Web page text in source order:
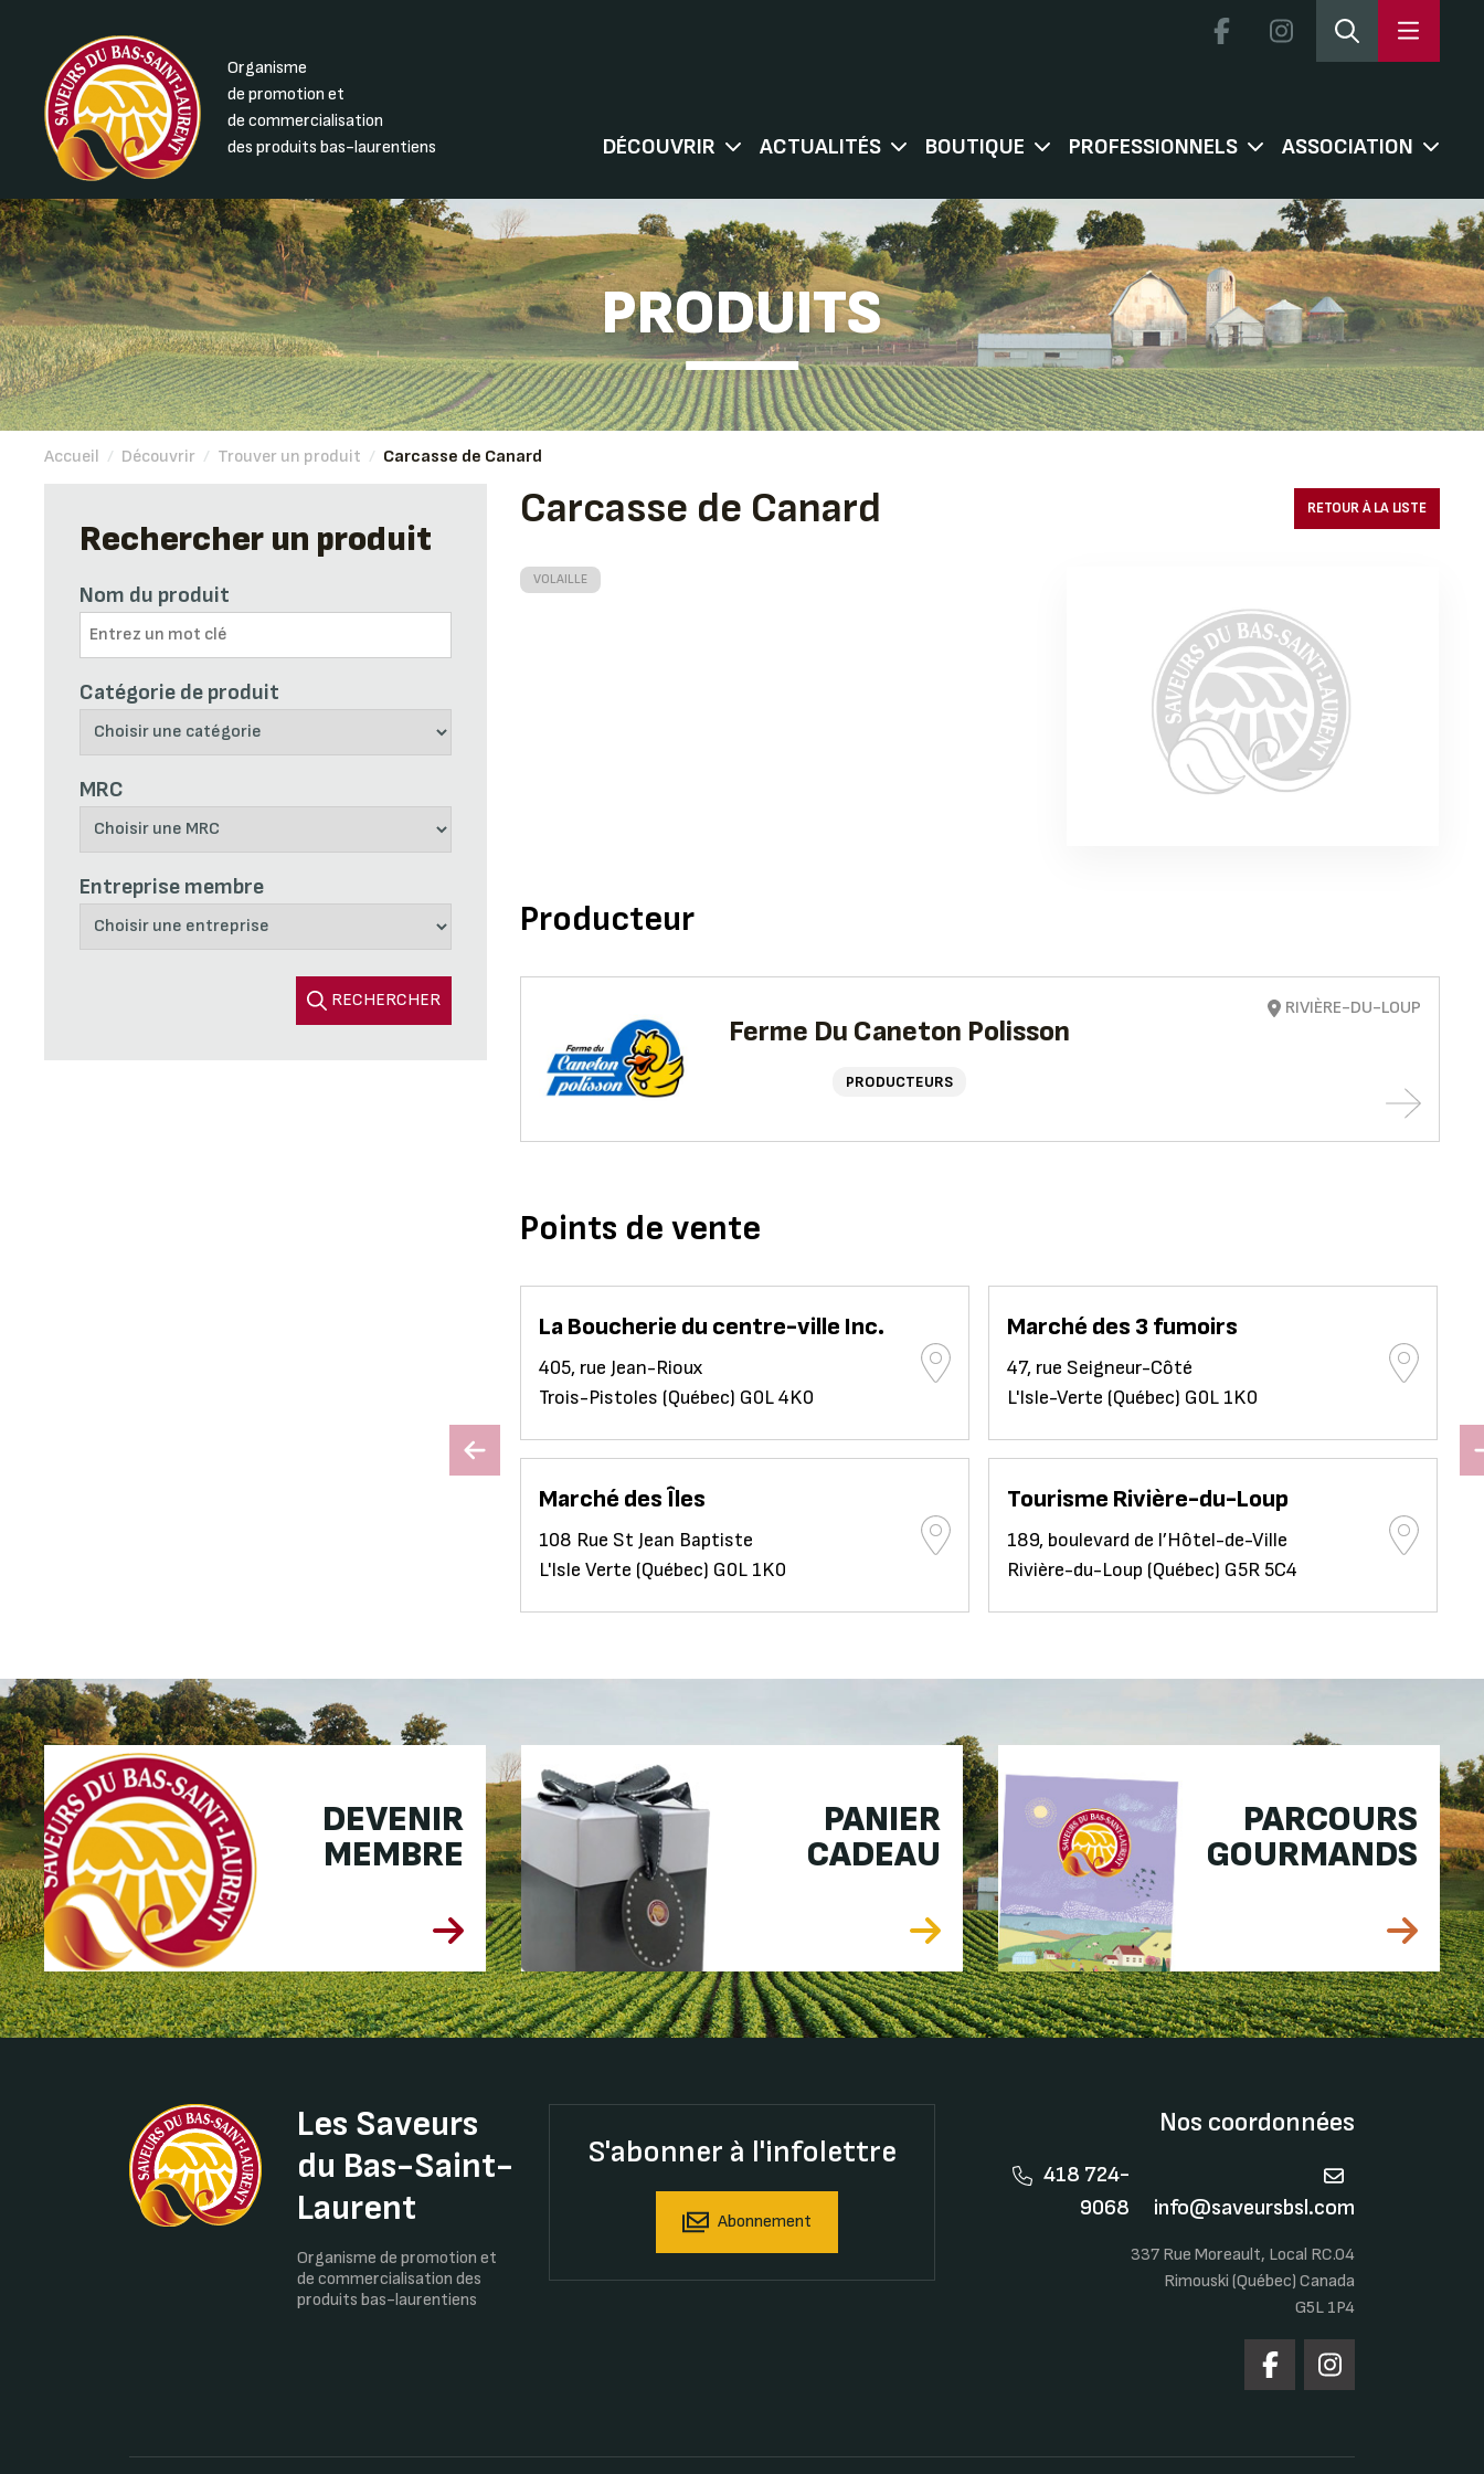
Organisme
de promotion et
de commercialisation
des produits bas-laurentiens
DÉCOUVRIR ACTUALITÉS BOUTIQUE PROFESSIONNELS ASSOCIATION
PRODUITS
Accueil / Découvrir / Trouver un produit / Carcasse de Canard
Rechercher un produit
Nom du produit
Catégorie de produit
MRC
Entreprise membre
RECHERCHER
Carcasse de Canard RETOUR À LA LISTE
VOLAILLE
Producteur
Ferme Du Caneton Polisson
PRODUCTEURS
RIVIÈRE-DU-LOUP
Points de vente
La Boucherie du centre-ville Inc.
405, rue Jean-Rioux
Trois-Pistoles (Québec) G0L 4K0
Marché des 3 fumoirs
47, rue Seigneur-Côté
L'Isle-Verte (Québec) G0L 1K0
Marché des Îles
108 Rue St Jean Baptiste
L'Isle Verte (Québec) G0L 1K0
Tourisme Rivière-du-Loup
189, boulevard de l’Hôtel-de-Ville
Rivière-du-Loup (Québec) G5R 5C4
DEVENIR
MEMBRE
PANIER
CADEAU
PARCOURS
GOURMANDS
Les Saveurs
du Bas-Saint-
Laurent
Organisme de promotion et
de commercialisation des
produits bas-laurentiens
S'abonner à l'infolettre
Abonnement
Nos coordonnées
418 724-
9068
info@saveursbsl.com
337 Rue Moreault, Local RC.04
Rimouski (Québec) Canada
G5L 1P4